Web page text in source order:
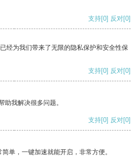
支持[0] 反对[0]
经为我们带来了无限的隐私保护和安全性保
支持[0] 反对[0]
助我解决很多问题。
支持[0] 反对[0]
单，一键加速就能开启，非常方便。